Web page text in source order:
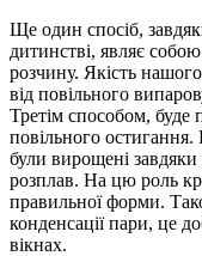
Ще один спосіб,
дитинстві, являє
розчину. Якість
від повільного
Третім способом,
повільного
були вирощені
розплав. На цю роль
правильної форми.
конденсації пари, це
вікнах.